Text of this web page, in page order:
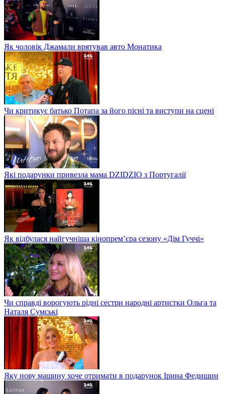
Як чоловік Джамали врятував авто Монатика
Чи критикує батько Потапа за його пісні та виступи на сцені
Які подарунки привезла мама DZIDZIO з Португалії
Як відбулася найгучніша кінопрем’єра сезону «Дім Гуччі»
Чи справді ворогують рідні сестри народні артистки Ольга та
Наталя Сумські
Яку нову машину хоче отримати в подарунок Ірина Федишин